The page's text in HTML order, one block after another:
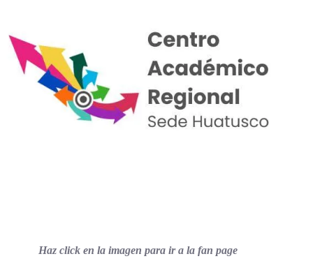
Haz click en la imagen para ir a la fan page